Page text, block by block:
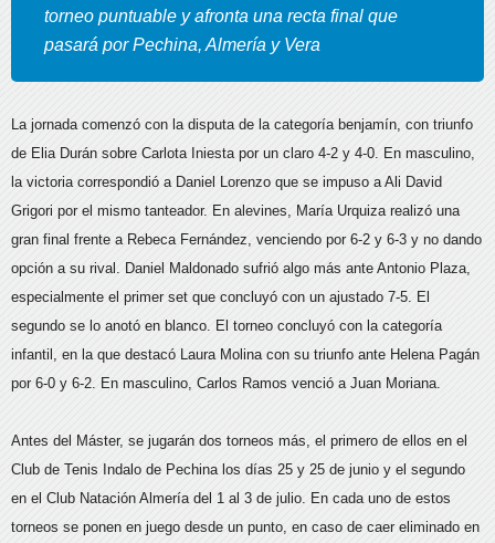
torneo puntuable y afronta una recta final que
pasará por Pechina, Almería y Vera
La jornada comenzó con la disputa de la categoría benjamín, con triunfo
de Elia Durán sobre Carlota Iniesta por un claro 4-2 y 4-0. En masculino,
la victoria correspondió a Daniel Lorenzo que se impuso a Ali David
Grigori por el mismo tanteador. En alevines, María Urquiza realizó una
gran final frente a Rebeca Fernández, venciendo por 6-2 y 6-3 y no dando
opción a su rival. Daniel Maldonado sufrió algo más ante Antonio Plaza,
especialmente el primer set que concluyó con un ajustado 7-5. El
segundo se lo anotó en blanco. El torneo concluyó con la categoría
infantil, en la que destacó Laura Molina con su triunfo ante Helena Pagán
por 6-0 y 6-2. En masculino, Carlos Ramos venció a Juan Moriana.
Antes del Máster, se jugarán dos torneos más, el primero de ellos en el
Club de Tenis Indalo de Pechina los días 25 y 25 de junio y el segundo
en el Club Natación Almería del 1 al 3 de julio. En cada uno de estos
torneos se ponen en juego desde un punto, en caso de caer eliminado en